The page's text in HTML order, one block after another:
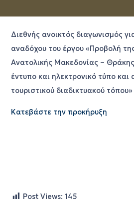
Διεθνής ανοικτός διαγωνισμός
αναδόχου του έργου «Προβολή
Ανατολικής Μακεδονίας – Θράκης
έντυπο και ηλεκτρονικό τύπο
τουριστικού διαδικτυακού τόπου»
Κατεβάστε την προκήρυξη
Post Views: 145